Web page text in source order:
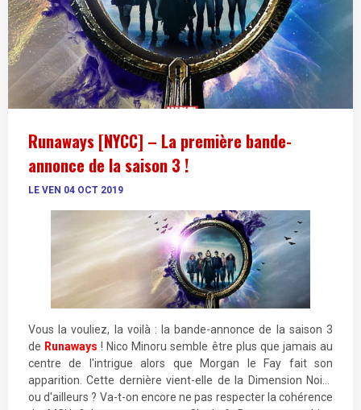
Runaways [NYCC] – La première bande-
annonce de la saison 3 !
LE VEN 04 OCT 2019
Vous la vouliez, la voilà : la bande-annonce de la saison 3
de Runaways ! Nico Minoru semble être plus que jamais au
centre de l'intrigue alors que Morgan le Fay fait son
apparition. Cette dernière vient-elle de la Dimension Noire
ou d'ailleurs ? Va-t-on encore ne pas respecter la cohérence